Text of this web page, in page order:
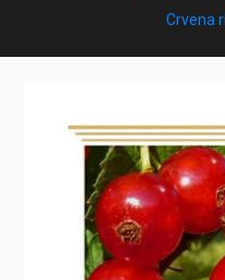
Crvena